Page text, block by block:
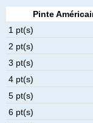
Pinte
1 pt(s)
2 pt(s)
3 pt(s)
4 pt(s)
5 pt(s)
6 pt(s)